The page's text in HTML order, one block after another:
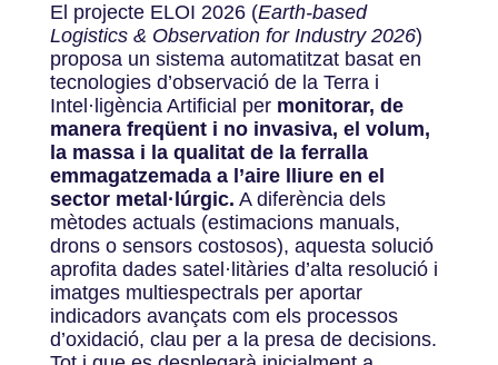
El projecte ELOI 2026 (Earth-based
Logistics & Observation for Industry 2026)
proposa un sistema automatitzat basat en
tecnologies d’observació de la Terra i
Intel·ligència Artificial per monitorar, de
manera freqüent i no invasiva, el volum,
la massa i la qualitat de la ferralla
emmagatzemada a l’aire lliure en el
sector metal·lúrgic. A diferència dels
mètodes actuals (estimacions manuals,
drons o sensors costosos), aquesta solució
aprofita dades satel·litàries d’alta resolució i
imatges multiespectrals per aportar
indicadors avançats com els processos
d’oxidació, clau per a la presa de decisions.